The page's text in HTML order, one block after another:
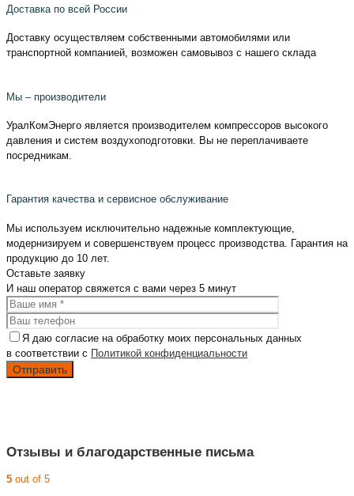
Доставка по всей России
Доставку осуществляем собственными автомобилями или
транспортной компанией, возможен самовывоз с нашего склада
Мы – производители
УралКомЭнерго является производителем компрессоров высокого
давления и систем воздухоподготовки. Вы не переплачиваете
посредникам.
Гарантия качества и сервисное обслуживание
Мы используем исключительно надежные комплектующие,
модернизируем и совершенствуем процесс производства. Гарантия на
продукцию до 10 лет.
Оставьте заявку
И наш оператор свяжется с вами через 5 минут
Я даю согласие на обработку моих персональных данных
в соответствии с Политикой конфиденциальности
Отзывы и благодарственные письма
5 out of 5